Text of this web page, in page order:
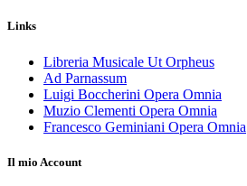
Links
Libreria Musicale Ut Orpheus
Ad Parnassum
Luigi Boccherini Opera Omnia
Muzio Clementi Opera Omnia
Francesco Geminiani Opera Omnia
Il mio Account